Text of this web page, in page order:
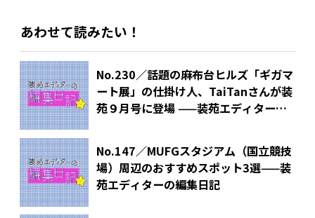
あわせて読みたい！
No.230／話題の麻布台ヒルズ「ギガマ
ート展」の仕掛け人、TaiTanさんが装
苑９月号に登場 ——装苑エディターの
No.147／MUFGスタジアム（国立競技
場）周辺のおすすめスポット3選——装
苑エディターの編集日記